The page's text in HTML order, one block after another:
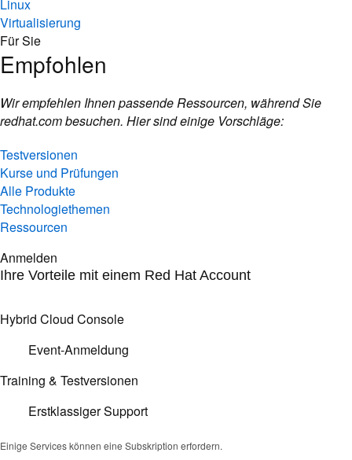
Linux
Virtualisierung
Für Sie
Empfohlen
Wir empfehlen Ihnen passende Ressourcen, während Sie
redhat.com besuchen. Hier sind einige Vorschläge:
Testversionen
Kurse und Prüfungen
Alle Produkte
Technologiethemen
Ressourcen
Anmelden
Ihre Vorteile mit einem Red Hat Account
Hybrid Cloud Console
Event-Anmeldung
Training & Testversionen
Erstklassiger Support
Einige Services können eine Subskription erfordern.